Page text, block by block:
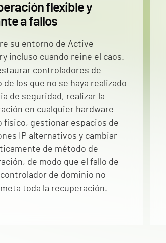
flexible y
a fallos
su entorno de Active
incluso cuando reine el caos.
controladores de
de los que no se haya realizado
de seguridad, realizar la
en cualquier hardware
físico, gestionar espacios de
IP alternativos y cambiar
de método de
de modo que el fallo de
de dominio no
toda la recuperación.